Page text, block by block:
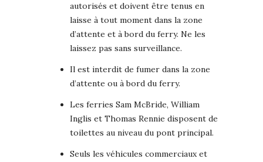
autorisés et doivent être tenus en
laisse à tout moment dans la zone
d’attente et à bord du ferry. Ne les
laissez pas sans surveillance.
Il est interdit de fumer dans la zone
d’attente ou à bord du ferry.
Les ferries Sam McBride, William
Inglis et Thomas Rennie disposent de
toilettes au niveau du pont principal.
Seuls les véhicules commerciaux et